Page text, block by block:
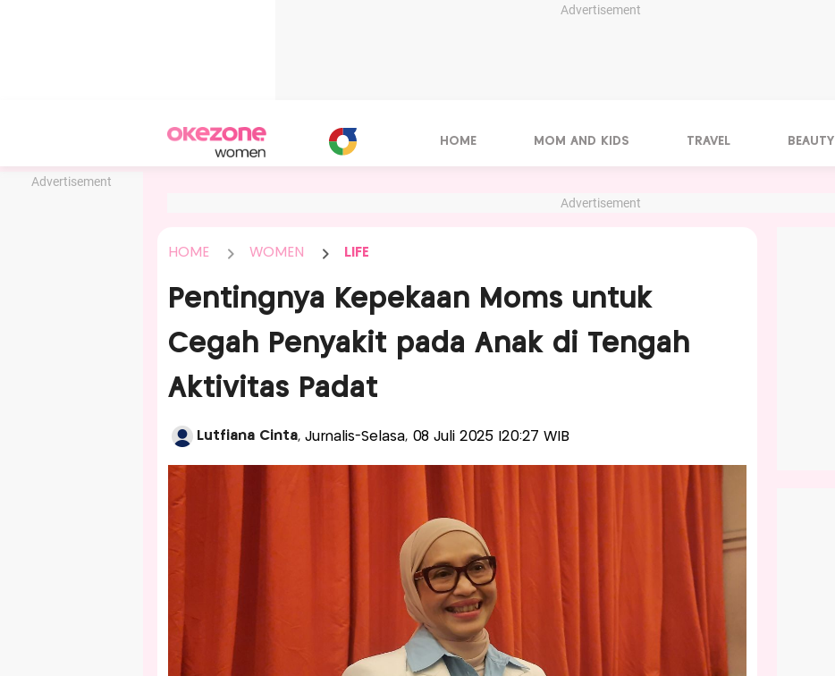
Advertisement
Advertisement
HOME MOM AND KIDS TRAVEL BEAUTY
Advertisement
HOME WOMEN LIFE
Pentingnya Kepekaan Moms untuk
Cegah Penyakit pada Anak di Tengah
Aktivitas Padat
Lutfiana Cinta, Jurnalis-Selasa, 08 Juli 2025 |20:27 WIB